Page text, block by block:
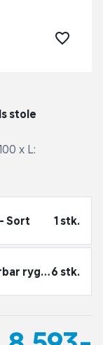
stole
x L:
Sort 1 stk.
Wells havestol med justerbar ryg - sort6 stk.